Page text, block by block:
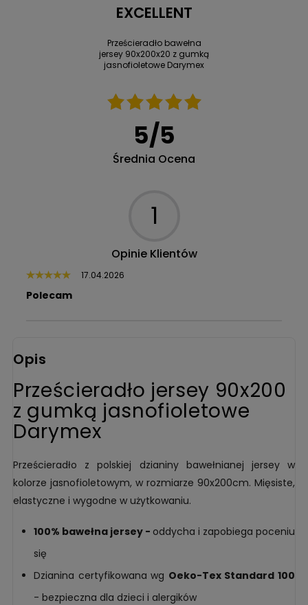
EXCELLENT
Prześcieradło bawełna
jersey 90x200x20 z gumką
jasnofioletowe Darymex
5/5
Średnia Ocena
1
Opinie Klientów
17.04.2026
Polecam
Opis
Prześcieradło jersey 90x200
z gumką jasnofioletowe
Darymex
Prześcieradło z polskiej dzianiny bawełnianej jersey w
kolorze jasnofioletowym, w rozmiarze 90x200cm. Mięsiste,
elastyczne i wygodne w użytkowaniu.
100% bawełna jersey - oddycha i zapobiega poceniu
się
Dzianina certyfikowana wg Oeko-Tex Standard 100
- bezpieczna dla dzieci i alergików